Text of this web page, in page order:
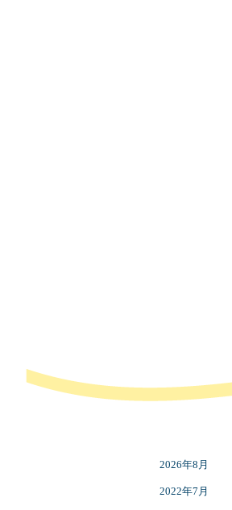
2026年8月
2022年7月